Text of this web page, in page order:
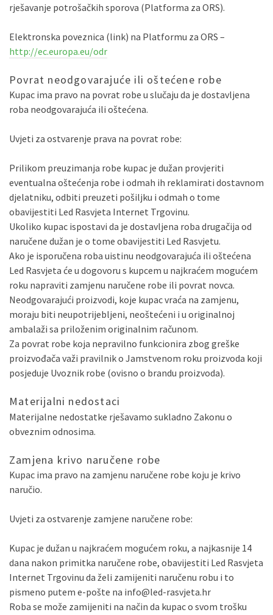
rješavanje potrošačkih sporova (Platforma za ORS).
Elektronska poveznica (link) na Platformu za ORS –
http://ec.europa.eu/odr
Povrat neodgovarajuće ili oštećene robe
Kupac ima pravo na povrat robe u slučaju da je dostavljena
roba neodgovarajuća ili oštećena.
Uvjeti za ostvarenje prava na povrat robe:
Prilikom preuzimanja robe kupac je dužan provjeriti
eventualna oštećenja robe i odmah ih reklamirati dostavnom
djelatniku, odbiti preuzeti pošiljku i odmah o tome
obavijestiti Led Rasvjeta Internet Trgovinu.
Ukoliko kupac ispostavi da je dostavljena roba drugačija od
naručene dužan je o tome obavijestiti Led Rasvjetu.
Ako je isporučena roba uistinu neodgovarajuća ili oštećena
Led Rasvjeta će u dogovoru s kupcem u najkraćem mogućem
roku napraviti zamjenu naručene robe ili povrat novca.
Neodgovarajući proizvodi, koje kupac vraća na zamjenu,
moraju biti neupotrijebljeni, neoštećeni i u originalnoj
ambalaži sa priloženim originalnim računom.
Za povrat robe koja nepravilno funkcionira zbog greške
proizvođača važi pravilnik o Jamstvenom roku proizvoda koji
posjeduje Uvoznik robe (ovisno o brandu proizvoda).
Materijalni nedostaci
Materijalne nedostatke rješavamo sukladno Zakonu o
obveznim odnosima.
Zamjena krivo naručene robe
Kupac ima pravo na zamjenu naručene robe koju je krivo
naručio.
Uvjeti za ostvarenje zamjene naručene robe:
Kupac je dužan u najkraćem mogućem roku, a najkasnije 14
dana nakon primitka naručene robe, obavijestiti Led Rasvjeta
Internet Trgovinu da želi zamijeniti naručenu robu i to
pismeno putem e-pošte na info@led-rasvjeta.hr
Roba se može zamijeniti na način da kupac o svom trošku